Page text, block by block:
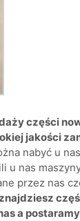
części
jakości
nabyć u
u nas
przez nas
a